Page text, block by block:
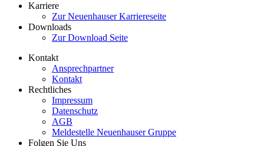
Karriere
Zur Neuenhauser Karriereseite
Downloads
Zur Download Seite
Kontakt
Ansprechpartner
Kontakt
Rechtliches
Impressum
Datenschutz
AGB
Meldestelle Neuenhauser Gruppe
Folgen Sie Uns